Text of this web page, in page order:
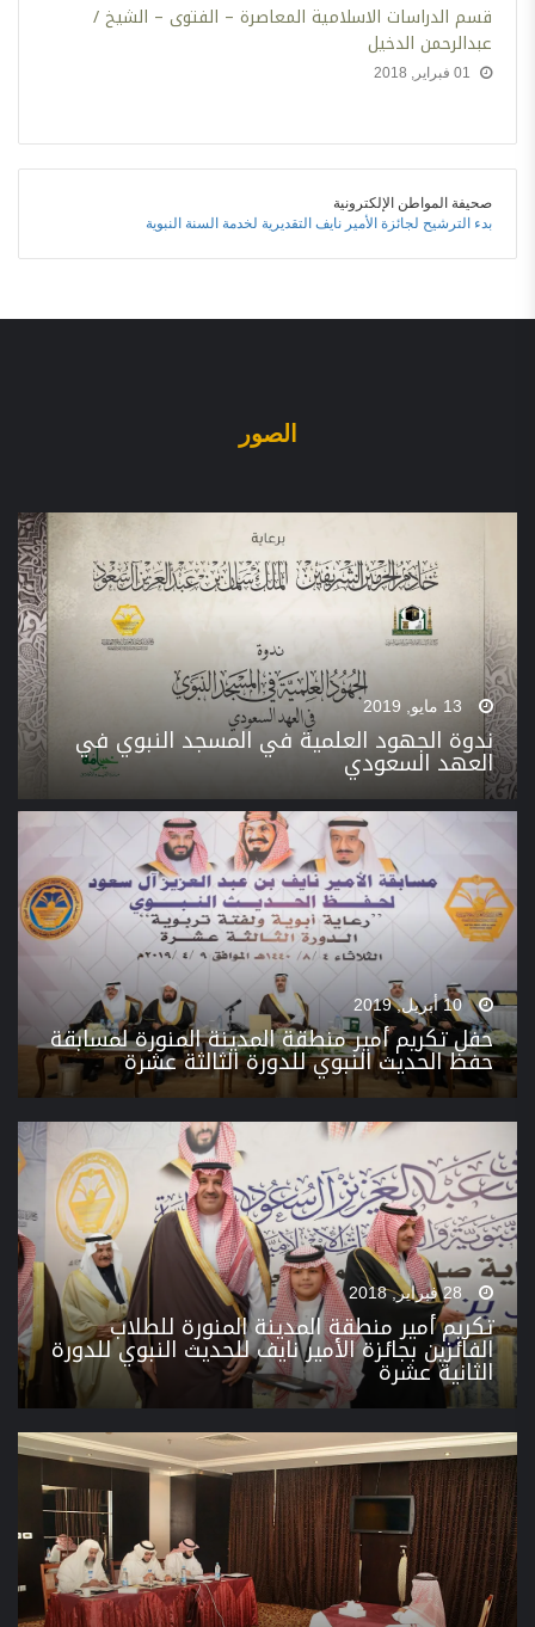
قسم الدراسات الاسلامية المعاصرة – الفتوى – الشيخ /
عبدالرحمن الدخيل
صحيفة المواطن الإلكترونية
بدء الترشيح لجائزة الأمير نايف التقديرية لخدمة السنة النبوية
الصور
ندوة الجهود العلمية في المسجد النبوي في
العهد السعودي
10 أبريل, 2019
حفل تكريم أمير منطقة المدينة المنورة لمسابقة
حفظ الحديث النبوي للدورة الثالثة عشرة
تكريم أمير منطقة المدينة المنورة للطلاب
الفائزين بجائزة الأمير نايف للحديث النبوي للدورة
الثانية عشرة